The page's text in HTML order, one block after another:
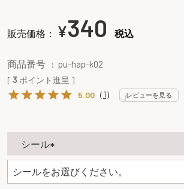
販売価格： ¥340 税込
商品番号 pu-hap-k02
[ 3 ポイント進呈 ]
5.00（1） レビューを見る
シール
必